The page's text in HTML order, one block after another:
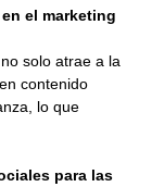
el marketing
solo atrae a la
contenido
lo que
para las